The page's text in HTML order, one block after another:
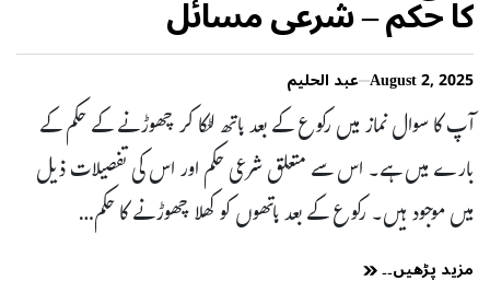
کا حکم – شرعی مسائل
August 2, 2025 عبد الحلیم
آپ کا سوال نماز میں رکوع کے بعد ہاتھ لٹکا کر چھوڑنے کے حکم کے
بارے میں ہے۔ اس سے متعلق شرعی حکم اور اس کی تفصیلات ذیل
میں موجود ہیں۔ رکوع کے بعد ہاتھوں کو کھلا چھوڑنے کا حکم…
مزید پڑھیں۔۔